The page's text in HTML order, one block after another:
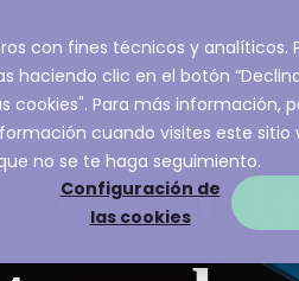
con fines técnicos y
haciendo clic en el botón
Para más información,
cuando visites este sitio
no se te haga seguimiento.
Configuración de
las cookies
Servicios Sobre
ciber